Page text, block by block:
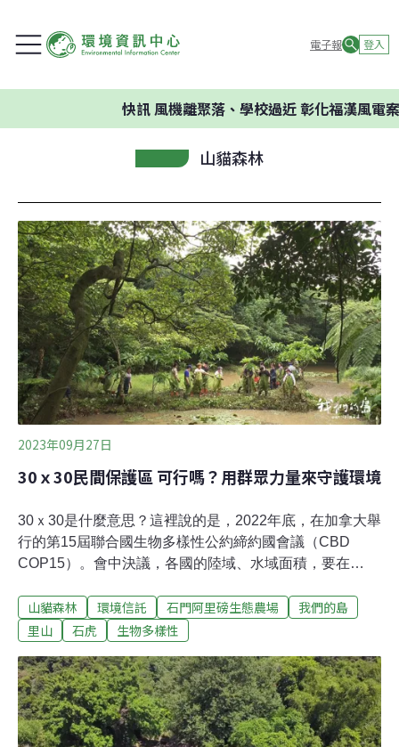
電子報 登入
快訊風機離聚落、學校過近 彰化福漢風電案
山貓森林
2023年09月27日
30ｘ30民間保護區 可行嗎？用群眾力量來守護環境
30ｘ30是什麼意思？這裡說的是，2022年底，在加拿大舉
行的第15屆聯合國生物多樣性公約締約國會議（CBD
COP15）。會中決議，各國的陸域、水域面積，要在
國的法定保護區。台灣不是締約國，不過在保育目標下，
各種形式的法定保護區，以及保安林地等都包括在內的
標，但是，保育的壓力還在。目前台灣中高海拔的森林生
態系統，已經有國家公園等系統保護。然而以農業生態為
主的淺山地帶，一直都有開發壓力。農業部林業保育署，
從2018年開始推動「國土綠網計畫」，希望兼顧淺山地帶
山貓森林 環境信託 石門阿里磅生態農場
我們的島
里山
石虎 生物多樣性